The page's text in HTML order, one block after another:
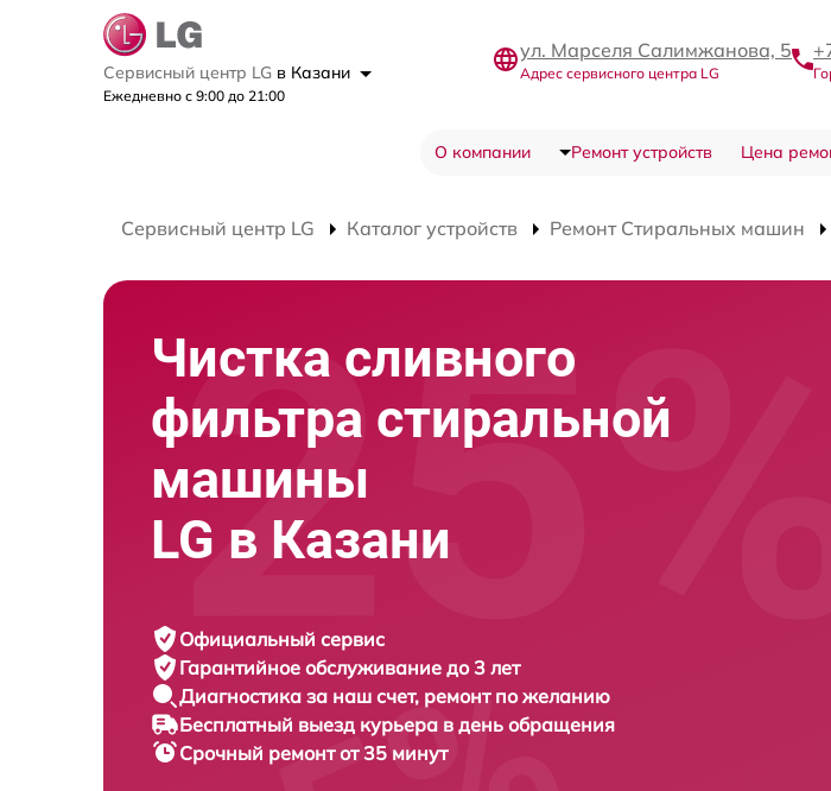
Сервисный центр LG в Казани
Ежедневно с 9:00 до 21:00
ул. Марселя Салимжанова, 5
Адрес сервисного центра LG
О компании Ремонт устройств Цена
Сервисный центр LG Каталог устройств Ремонт Стиральных машин
Чистка сливного
фильтра стиральной
машины
LG в Казани
Официальный сервис
Гарантийное обслуживание до 3 лет
Диагностика за наш счет, ремонт по желанию
Бесплатный выезд курьера в день обращения
Срочный ремонтот 35 минут